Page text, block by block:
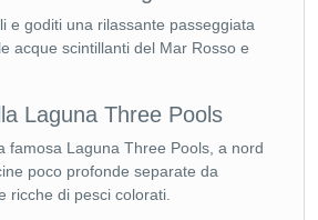
e goditi una rilassante passeggiata
acque scintillanti del Mar Rosso e
Laguna Three Pools
famosa Laguna Three Pools, a nord
poco profonde separate da
ricche di pesci colorati.